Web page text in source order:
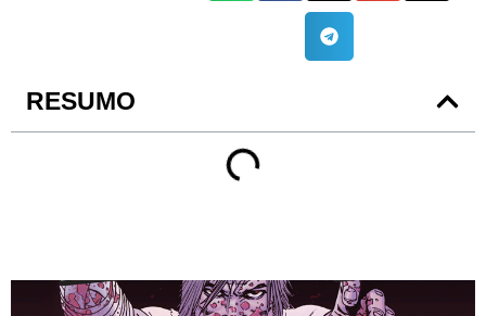
RESUMO